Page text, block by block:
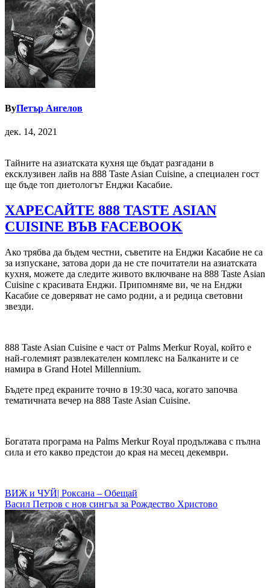
ByПетър Ангелов
дек. 14, 2021
Тайните на азиатската кухня ще бъдат разгадани в
ексклузивен лайв на 888 Taste Asian Cuisine, а специален гост
ще бъде топ диетологът Енджи Касабие.
ХАРЕСАЙТЕ 888 TASTE ASIAN
CUISINE ВЪВ FACEBOOK
Ако трябва да бъдем честни, съветите на Енджи Касабие не са
за изпускане, затова дори да не сте почитатели на азиатската
кухня, можете да следите живото включване на 888 Taste Asian
Cuisine с красивата Енджи. Припомняме ви, че на Енджи
Касабие се доверяват не само родни, а и редица световни
звезди.
888 Taste Asian Cuisine е част от Palms Merkur Royal, който е
най-големият развлекателен комплекс на Балканите и се
намира в Grand Hotel Millennium.
Бъдете пред екраните точно в 19:30 часа, когато започва
тематичната вечер на 888 Taste Asian Cuisine.
Богатата програма на Palms Merkur Royal продължава с пълна
сила и ето какво предстои до края на месец декември.
Навигация
ВИЖ и ЧУЙ| Роксана – Обещай
Васил Петров с нов сингъл за Рождество Христово